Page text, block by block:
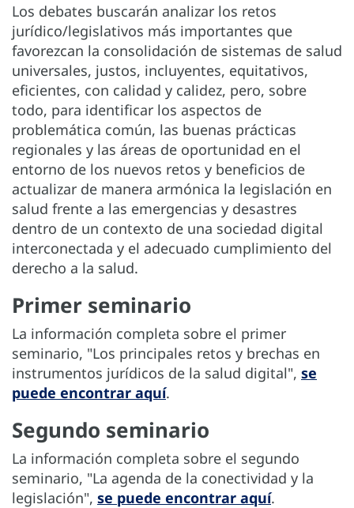
Los debates buscarán analizar los retos
jurídico/legislativos más importantes que
favorezcan la consolidación de sistemas de salud
universales, justos, incluyentes, equitativos,
eficientes, con calidad y calidez, pero, sobre
todo, para identificar los aspectos de
problemática común, las buenas prácticas
regionales y las áreas de oportunidad en el
entorno de los nuevos retos y beneficios de
actualizar de manera armónica la legislación en
salud frente a las emergencias y desastres
dentro de un contexto de una sociedad digital
interconectada y el adecuado cumplimiento del
derecho a la salud.
Primer seminario
La información completa sobre el primer
seminario, "Los principales retos y brechas en
instrumentos jurídicos de la salud digital", se
puede encontrar aquí.
Segundo seminario
La información completa sobre el segundo
seminario, "La agenda de la conectividad y la
legislación", se puede encontrar aquí.